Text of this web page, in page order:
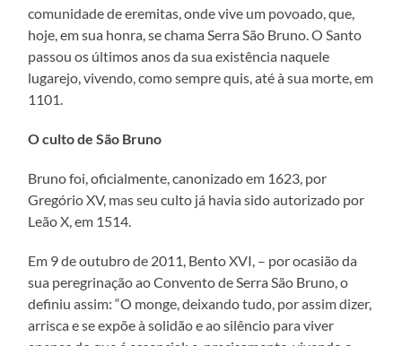
comunidade de eremitas, onde vive um povoado, que,
hoje, em sua honra, se chama Serra São Bruno. O Santo
passou os últimos anos da sua existência naquele
lugarejo, vivendo, como sempre quis, até à sua morte, em
1101.
O culto de São Bruno
Bruno foi, oficialmente, canonizado em 1623, por
Gregório XV, mas seu culto já havia sido autorizado por
Leão X, em 1514.
Em 9 de outubro de 2011, Bento XVI, – por ocasião da
sua peregrinação ao Convento de Serra São Bruno, o
definiu assim: “O monge, deixando tudo, por assim dizer,
arrisca e se expõe à solidão e ao silêncio para viver